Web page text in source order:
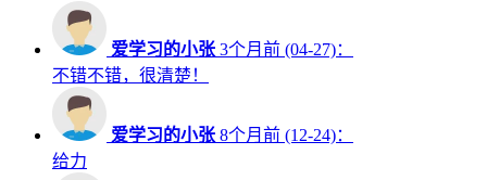
爱学习的小张 3个月前 (04-27)：
不错不错，很清楚！
爱学习的小张 8个月前 (12-24)：
给力